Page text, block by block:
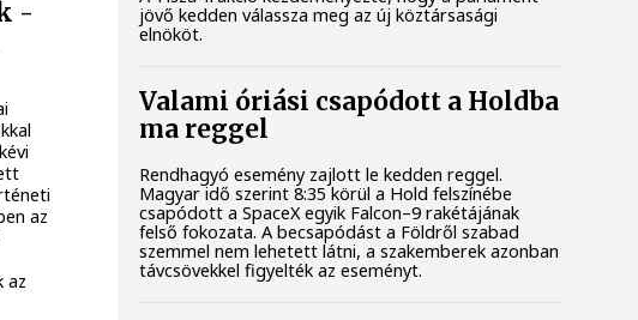
-
az
az
jövő kedden válassza meg az új köztársasági
elnököt.
Valami óriási csapódott a Holdba
ma reggel
Rendhagyó esemény zajlott le kedden reggel.
Magyar idő szerint 8:35 körül a Hold felszínébe
csapódott a SpaceX egyik Falcon–9 rakétájának
felső fokozata. A becsapódást a Földről szabad
szemmel nem lehetett látni, a szakemberek azonban
távcsövekkel figyelték az eseményt.